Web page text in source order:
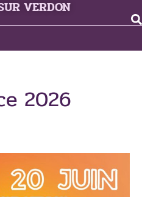
VERDON
2026